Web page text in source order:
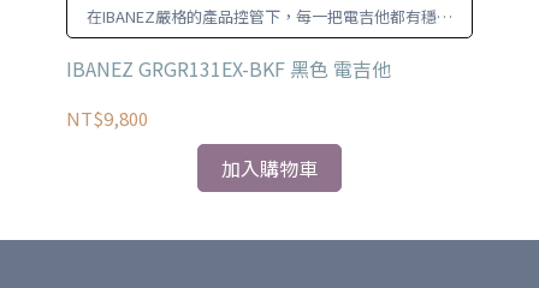
在IBANEZ嚴格的產品控管下，每一把電吉他都有穩定
且可依賴的品質
IBANEZ GRGR131EX-BKF 黑色 電吉他
NT$9,800
加入購物車